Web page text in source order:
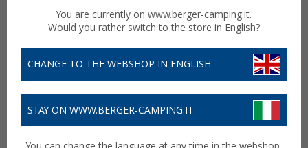
You are currently on www.berger-camping.it.
Would you rather switch to the store in English?
CHANGE TO THE WEBSHOP IN ENGLISH
STAY ON WWW.BERGER-CAMPING.IT